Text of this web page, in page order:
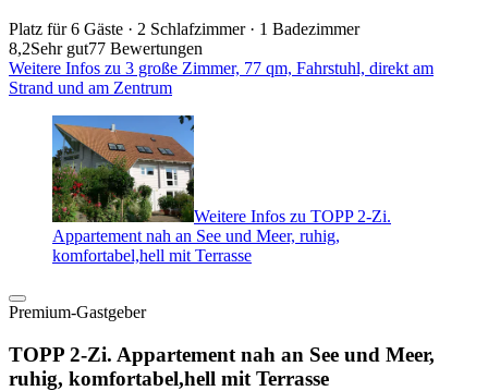
Platz für 6 Gäste · 2 Schlafzimmer · 1 Badezimmer
8,2Sehr gut77 Bewertungen
Weitere Infos zu 3 große Zimmer, 77 qm, Fahrstuhl, direkt am
Strand und am Zentrum
Weitere Infos zu TOPP 2-Zi.
Appartement nah an See und Meer, ruhig,
komfortabel,hell mit Terrasse
Premium-Gastgeber
TOPP 2-Zi. Appartement nah an See und Meer,
ruhig, komfortabel,hell mit Terrasse